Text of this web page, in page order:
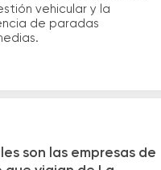
vehicular y la
de paradas
son las empresas de